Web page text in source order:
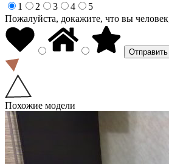
1
2 3 4
5
Пожалуйста, докажите, что вы
Похожие модели